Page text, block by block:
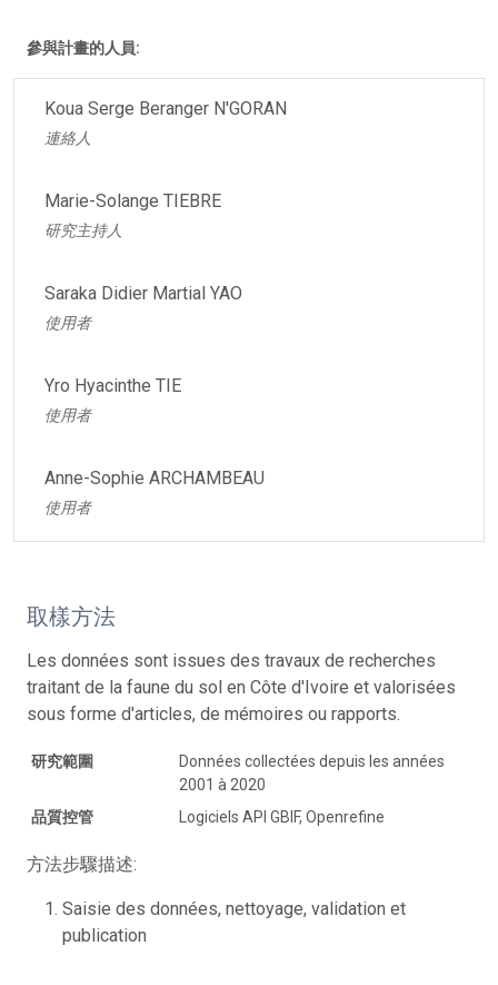
參與計畫的人員:
Koua Serge Beranger N'GORAN
連絡人
Marie-Solange TIEBRE
研究主持人
Saraka Didier Martial YAO
使用者
Yro Hyacinthe TIE
使用者
Anne-Sophie ARCHAMBEAU
使用者
取樣方法
Les données sont issues des travaux de recherches
traitant de la faune du sol en Côte d'Ivoire et valorisées
sous forme d'articles, de mémoires ou rapports.
研究範圍
Données collectées depuis les années
2001 à 2020
品質控管
Logiciels API GBIF, Openrefine
方法步驟描述:
Saisie des données, nettoyage, validation et
publication